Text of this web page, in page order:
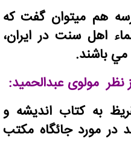
هم میتوان گفت که
اهل سنت در ايران،
باشند.
نظر مولوی عبدالحميد:
به کتاب انديشه و
در مورد جائگاه مکتب